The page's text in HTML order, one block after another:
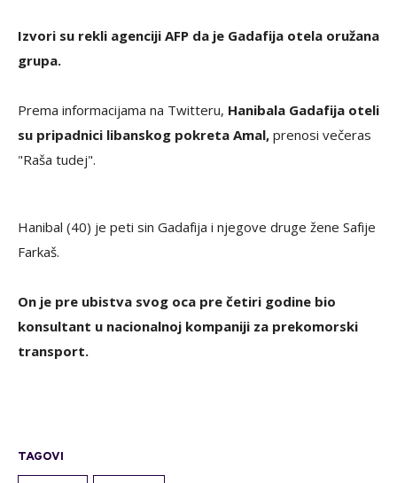
Izvori su rekli agenciji AFP da je Gadafija otela oružana
grupa.
Prema informacijama na Twitteru, Hanibala Gadafija oteli
su pripadnici libanskog pokreta Amal, prenosi večeras
"Raša tudej".
Hanibal (40) je peti sin Gadafija i njegove druge žene Safije
Farkaš.
On je pre ubistva svog oca pre četiri godine bio
konsultant u nacionalnoj kompaniji za prekomorski
transport.
TAGOVI